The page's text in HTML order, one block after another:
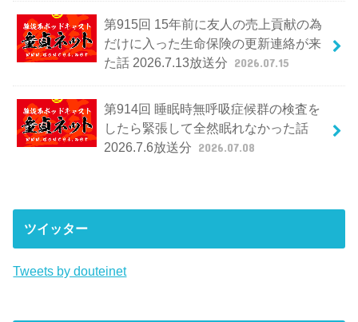
第915回 15年前に友人の売上貢献の為
だけに入った生命保険の更新連絡が来
た話 2026.7.13放送分 2026.07.15
第914回 睡眠時無呼吸症候群の検査を
したら緊張して全然眠れなかった話
2026.7.6放送分 2026.07.08
ツイッター
Tweets by douteinet